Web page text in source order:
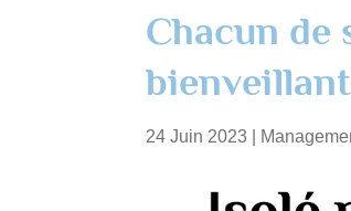
Chacun de
bienveillant
24 Juin 2023